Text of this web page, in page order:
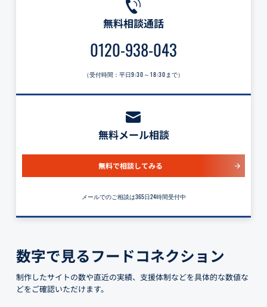
無料相談通話
0120-938-043
（受付時間：平日9:30～18:30 まで）
無料メール相談
無料で相談してみる
メールでのご相談は365日24時間受付中
数字で見るフードコネクション
制作したサイトの数や直近の実績、支援体制などを具体的な数値な
どをご確認いただけます。